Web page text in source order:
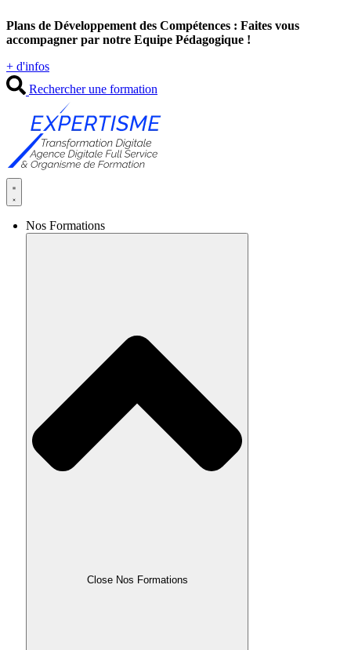
au
contenu
Plans de Développement des Compétences : Faites vous
accompagner par notre Equipe Pédagogique !
+ d'infos
Rechercher une formation
Nos Formations
Close Nos Formations